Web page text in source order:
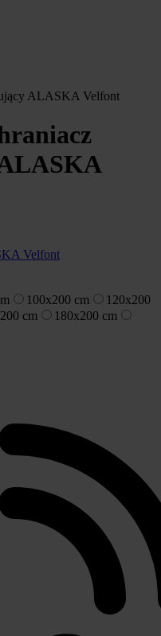
ALASKA Velfont
100x200 cm
120x200
cm
180x200 cm